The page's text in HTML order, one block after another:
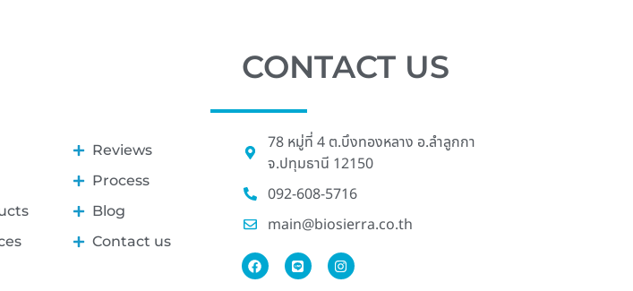
Reviews
Process
Blog
Contact us
CONTACT US
78 หมู่ที่ 4 ต.บึงทองหลาง อ.ลําลูกกา
จ.ปทุมธานี 12150
092-608-5716
main@biosierra.co.th